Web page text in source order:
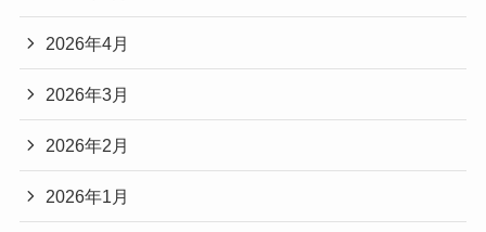
2026年4月
2026年3月
2026年2月
2026年1月